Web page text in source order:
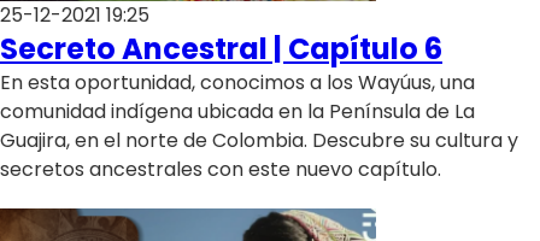
25-12-2021 19:25
Secreto Ancestral | Capítulo 6
En esta oportunidad, conocimos a los Wayúus, una
comunidad indígena ubicada en la Península de La
Guajira, en el norte de Colombia. Descubre su cultura y
secretos ancestrales con este nuevo capítulo.